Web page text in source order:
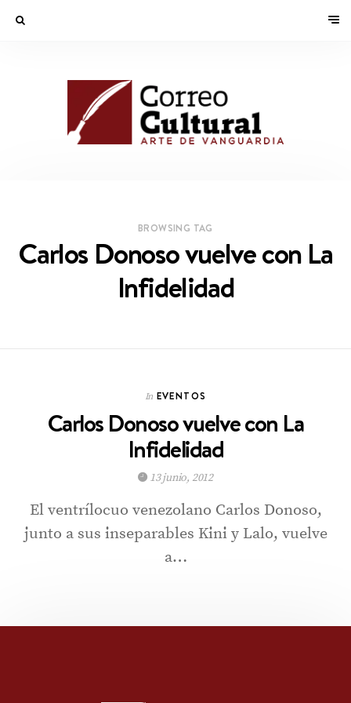
BROWSING TAG
Carlos Donoso vuelve con La
Infidelidad
In EVENTOS
Carlos Donoso vuelve con La
Infidelidad
13 junio, 2012
El ventrílocuo venezolano Carlos Donoso,
junto a sus inseparables Kini y Lalo, vuelve
a…